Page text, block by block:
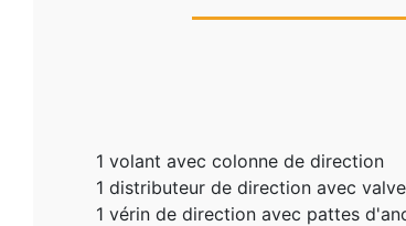
1 volant avec colonne de direction
1 distributeur de direction avec
1 vérin de direction avec pattes